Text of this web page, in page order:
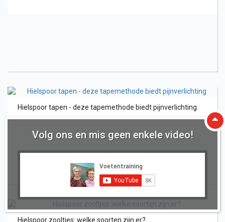
Volg ons en mis geen enkele video!
Hielspoor tapen - deze tapemethode biedt pijnverlichting
Hielspoor zooltjes: welke soorten zijn er?